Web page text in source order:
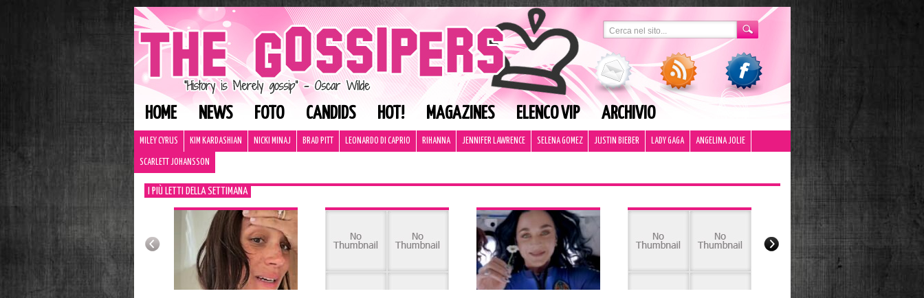
HOME NEWS FOTO CANDIDS HOT! MAGAZINES ELENCO VIP ARCHIVIO
MILEY CYRUS KIM KARDASHIAN NICKI MINAJ BRAD PITT LEONARDO DI CAPRIO RIHANNA JENNIFER LAWRENCE SELENA GOMEZ JUSTIN BIEBER LADY GAGA ANGELINA JOLIE
SCARLETT JOHANSSON
I PIÙ LETTI DELLA SETTIMANA